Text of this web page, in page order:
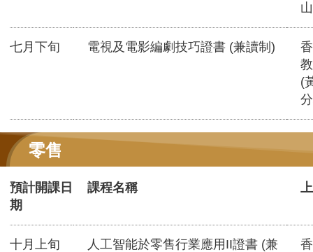
七月下旬 電視及電影編劇技巧證書 (兼讀制)
(
零售
預計開課日
期
課程名稱
十月上旬
人工智能於零售行業應用II證書 (兼